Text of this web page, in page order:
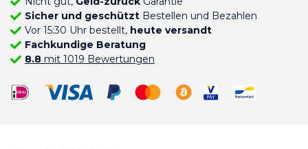
Sicher und geschütztBestellen und Bezahlen
Vor 15:30 Uhr bestellt, heute versandt
Fachkundige Beratung
8.8mit 1019 Bewertungen